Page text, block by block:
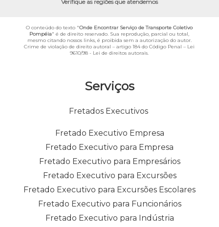
Serviços
Fretados Executivos
Fretado Executivo Empresa
Fretado Executivo para Empresa
Fretado Executivo para Empresários
Fretado Executivo para Excursões
Fretado Executivo para Excursões Escolares
Fretado Executivo para Funcionários
Fretado Executivo para Indústria
Verifique as regiões que atendemos
O conteúdo do texto "Onde Encontrar Serviço de Transporte Coletivo
Pompéia" é de direito reservado. Sua reprodução, parcial ou total,
mesmo citando nossos links, é proibida sem a autorização do autor.
Crime de violação de direito autoral – artigo 184 do Código Penal – Lei
9610/98 - Lei de direitos autorais.